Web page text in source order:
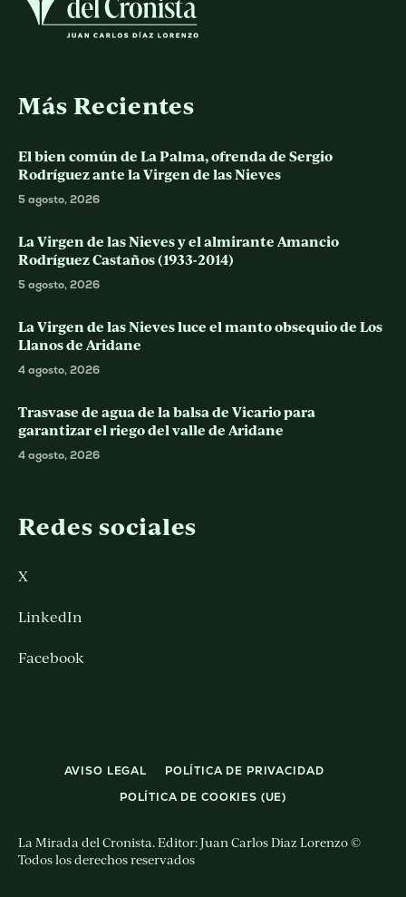
Más Recientes
El bien común de La Palma, ofrenda de Sergio
Rodríguez ante la Virgen de las Nieves
5 agosto, 2026
La Virgen de las Nieves y el almirante Amancio
Rodríguez Castaños (1933-2014)
5 agosto, 2026
La Virgen de las Nieves luce el manto obsequio de Los
Llanos de Aridane
4 agosto, 2026
Trasvase de agua de la balsa de Vicario para
garantizar el riego del valle de Aridane
4 agosto, 2026
Redes sociales
X
LinkedIn
Facebook
AVISO LEGAL
POLÍTICA DE PRIVACIDAD
POLÍTICA DE COOKIES (UE)
La Mirada del Cronista. Editor: Juan Carlos Diaz Lorenzo ©
Todos los derechos reservados